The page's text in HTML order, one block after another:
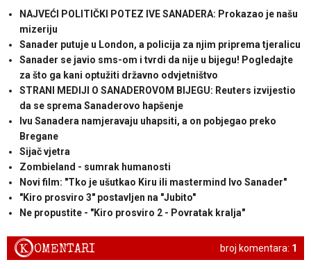
NAJVEĆI POLITIČKI POTEZ IVE SANADERA: Prokazao je našu
mizeriju
Sanader putuje u London, a policija za njim priprema tjeralicu
Sanader se javio sms-om i tvrdi da nije u bijegu! Pogledajte
za što ga kani optužiti državno odvjetništvo
STRANI MEDIJI O SANADEROVOM BIJEGU: Reuters izvijestio
da se sprema Sanaderovo hapšenje
Ivu Sanadera namjeravaju uhapsiti, a on pobjegao preko
Bregane
Sijač vjetra
Zombieland - sumrak humanosti
Novi film: "Tko je ušutkao Kiru ili mastermind Ivo Sanader"
"Kiro prosviro 3" postavljen na "Jubito"
Ne propustite - "Kiro prosviro 2 - Povratak kralja"
broj komentara: 1
KOMENTARI